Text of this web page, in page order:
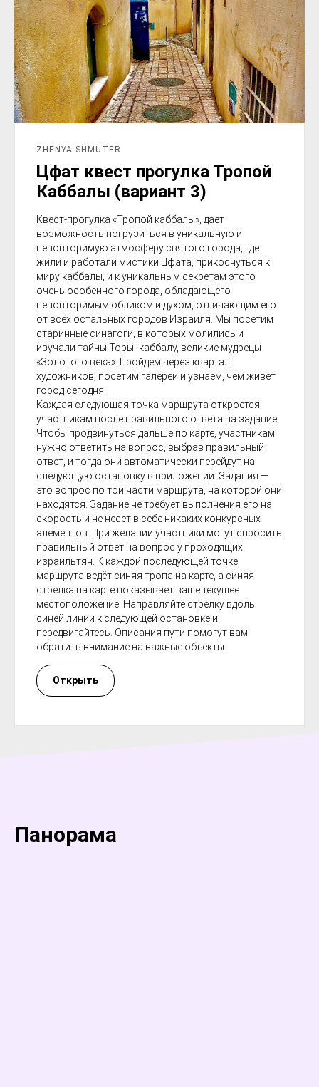
ZHENYA SHMUTER
Цфат квест прогулка Тропой
Каббалы (вариант 3)
Квест-прогулка «Тропой каббалы», дает
возможность погрузиться в уникальную и
неповторимую атмосферу святого города, где
жили и работали мистики Цфата, прикоснуться к
миру каббалы, и к уникальным секретам этого
очень особенного города, обладающего
неповторимым обликом и духом, отличающим его
от всех остальных городов Израиля. Мы посетим
старинные синагоги, в которых молились и
изучали тайны Торы- каббалу, великие мудрецы
«Золотого века». Пройдем через квартал
художников, посетим галереи и узнаем, чем живет
город сегодня.
Каждая следующая точка маршрута откроется
участникам после правильного ответа на задание.
Чтобы продвинуться дальше по карте, участникам
нужно ответить на вопрос, выбрав правильный
ответ, и тогда они автоматически перейдут на
следующую остановку в приложении. Задания —
это вопрос по той части маршрута, на которой они
находятся. Задание не требует выполнения его на
скорость и не несет в себе никаких конкурсных
элементов. При желании участники могут спросить
правильный ответ на вопрос у проходящих
израильтян. К каждой последующей точке
маршрута ведёт синяя тропа на карте, а синяя
стрелка на карте показывает ваше текущее
местоположение. Направляйте стрелку вдоль
синей линии к следующей остановке и
передвигайтесь. Описания пути помогут вам
обратить внимание на важные объекты.
Открыть
Панорама